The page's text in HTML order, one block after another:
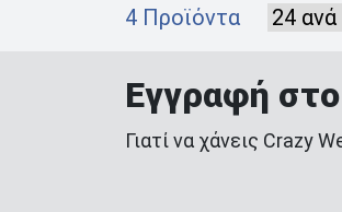
4 Προϊόντα
Εγγραφή στο
Γιατί να χάνεις Crazy